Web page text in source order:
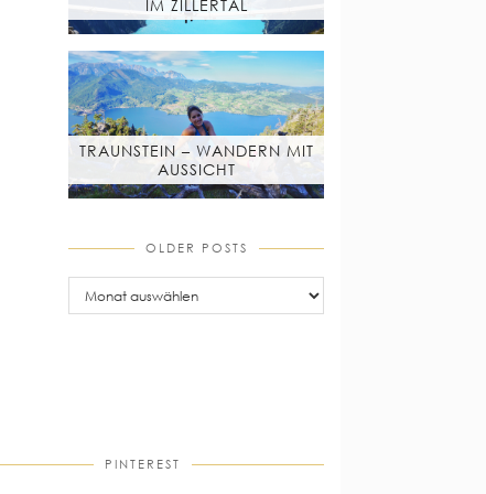
IM ZILLERTAL
TRAUNSTEIN – WANDERN MIT
AUSSICHT
OLDER POSTS
older
posts
PINTEREST